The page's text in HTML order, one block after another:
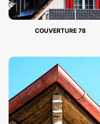
COUVERTURE 78